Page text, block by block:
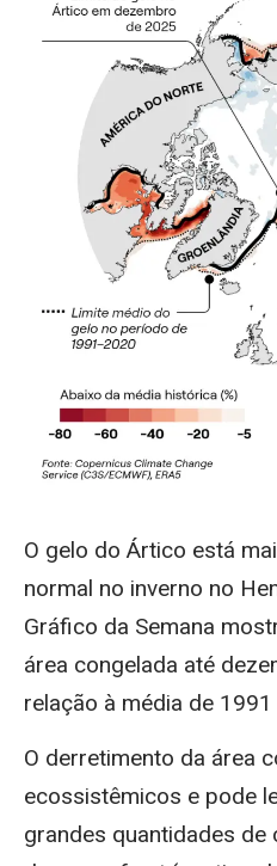
O gelo do Ártico está
normal no inverno no
Gráfico da Semana
área congelada até
relação à média de
O derretimento da área
ecossistêmicos e pode
grandes quantidades